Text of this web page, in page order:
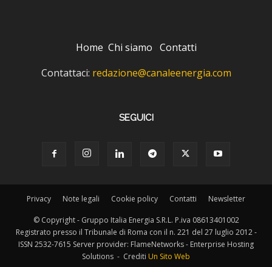
Home Chi siamo Contatti
Contattaci: redazione@canaleenergia.com
SEGUICI
Privacy Note legali Cookie policy Contatti Newsletter
© Copyright - Gruppo Italia Energia S.R.L. P.iva 08613401002
Registrato presso il Tribunale di Roma con il n. 221 del 27 luglio 2012 -
ISSN 2532-7615 Server provider: FlameNetworks - Enterprise Hosting
Solutions - Crediti Un Sito Web